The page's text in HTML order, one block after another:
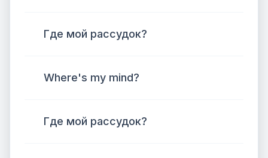
Где мой рассудок?
Where's my mind?
Где мой рассудок?